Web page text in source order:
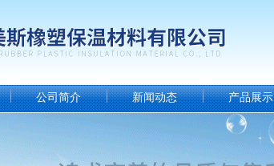
公司简介 新闻动态 产品展示